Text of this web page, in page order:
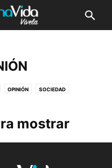
OPINIÓN SOCIEDAD
mostrar